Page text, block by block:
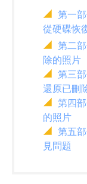
第一
從硬碟恢
第二
除的照片
第三
還原已刪
第四
的照片
第五
見問題